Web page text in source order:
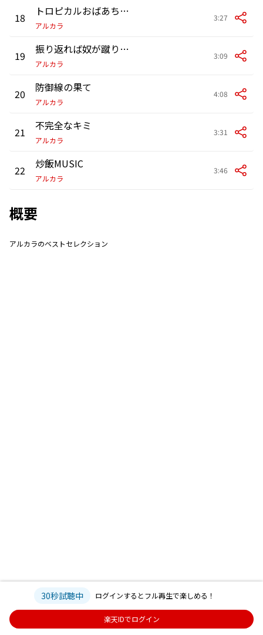
18 トロピカルおばあちゃん〜ばーばばばぁ〜
アルカラ
3:27
19 振り返れば奴が蹴り上げる
アルカラ
3:09
20 防御線の果て
アルカラ
4:08
21 不完全なキミ
アルカラ
3:31
22 炒飯MUSIC
アルカラ
3:46
概要
アルカラのベストセレクション
30秒試聴中 ログインするとフル再生で楽しめる！
楽天IDでログイン